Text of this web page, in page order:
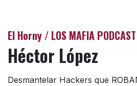
El Horny / LOS MAFIA PODCAST
Héctor López
Desmantelar Hackers que